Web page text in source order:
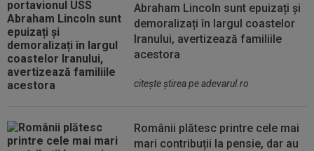
Abraham Lincoln sunt epuizați și
demoralizați în largul coastelor
Iranului, avertizează familiile
acestora
citeşte ştirea pe adevarul.ro
Românii plătesc printre cele mai
mari contribuții la pensie, dar au